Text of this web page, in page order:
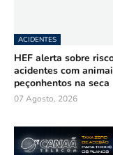
ACIDENTES
HEF alerta sobre
acidentes com
peçonhentos na seca
07 Agosto, 2026